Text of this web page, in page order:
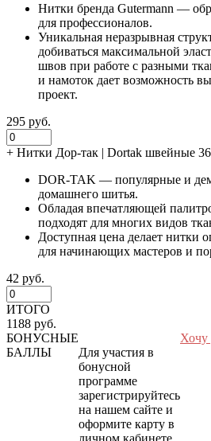
Нитки бренда Gutermann —
для профессионалов.
Уникальная неразрывная
добиваться максимальной
швов при работе с разными
и намоток дает возможность
проект.
295 руб.
+ Нитки Дор-так | Dortak швейные
DOR-TAK — популярные и
домашнего шитья.
Обладая впечатляющей
подходят для многих видов
Доступная цена делает нитки
для начинающих мастеров и
42 руб.
ИТОГО
1188 руб.
БОНУСНЫЕ
БАЛЛЫ
Для участия в
бонусной
программе
зарегистрируйтесь
на нашем сайте и
оформите карту в
личном кабинете.
Хочу